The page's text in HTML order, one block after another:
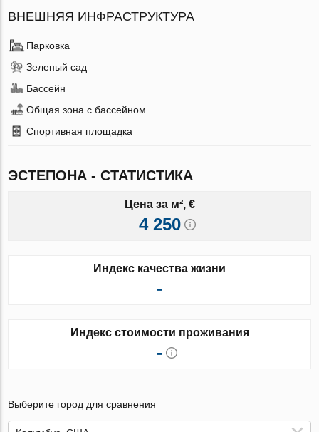
ВНЕШНЯЯ ИНФРАСТРУКТУРА
Парковка
Зеленый сад
Бассейн
Общая зона с бассейном
Спортивная площадка
ЭСТЕПОНА - СТАТИСТИКА
Цена за м², €
4 250
Индекс качества жизни
-
Индекс стоимости проживания
-
Выберите город для сравнения